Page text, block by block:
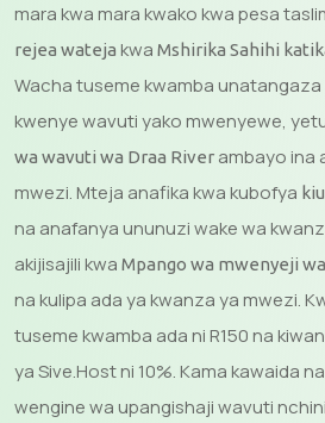
mara kwa mara kwako kwa pesa
rejea wateja kwa Mshirika Sahihi
Wacha tuseme kwamba
kwenye wavuti yako mwenyewe,
wa wavuti wa Draa River ambayo ina
mwezi. Mteja anafika kwa kubofya
na anafanya ununuzi wake wa
akijisajili kwa Mpango wa mwenyeji
na kulipa ada ya kwanza ya mwezi.
tuseme kwamba ada ni R150 na
ya Sive.Host ni 10%. Kama kawaida
wengine wa upangishaji wavuti